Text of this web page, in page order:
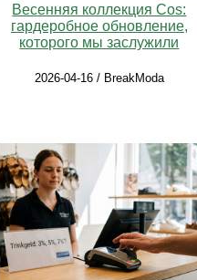
Весенняя коллекция Cos:
гардеробное обновление,
которого мы заслужили
2026-04-16 / BreakModa